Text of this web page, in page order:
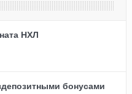
НХЛ
бонусами